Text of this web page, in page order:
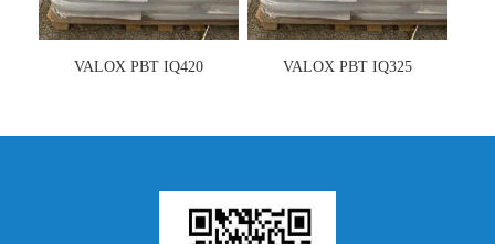
VALOX PBT IQ420 VALOX PBT IQ325